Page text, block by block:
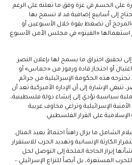
على الحسم في غزة وفق ما تعلنه على الرغم
إلى أسابيع إضافية قد لا تسمح بها
أن تضغط بقوة خلال الأسبوعين أو
استعمالها «الفيتو» في مجلس الأمن الأسبوع
تحقيق اختراق ما يسمح لها بإعلان النصر
أو احتجاز قادة ورموز من «حماس» أو
هذه الحكومة الإسرائيلية من جرائم.
الإشارة إلى أن الإدارة الأميركية تعد أن
سياسية تؤدي إلى إنشاء دولة فلسطينية،
الإسرائيلية وتراعي مخاوف عربية
على القرار الفلسطيني.
الشامل ما يزال راهناً احتمالاً بعيد المنال.
الكارثة الإنسانية وتهديد الحرب للاستقرار
إبراز الحاجة الملحة إلى التوصل لحل
المستعرة، بل أيضاً للنزاع الإسرائيلي –